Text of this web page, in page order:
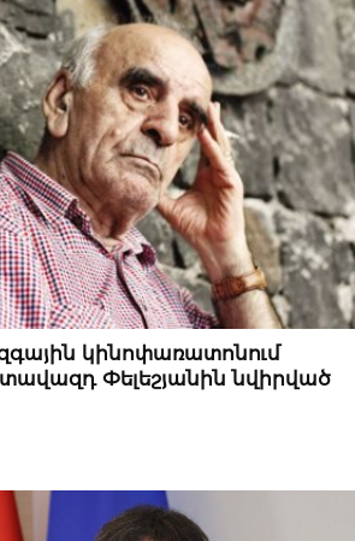
կինոփառատոնում
Փելեշյանին նվիրված